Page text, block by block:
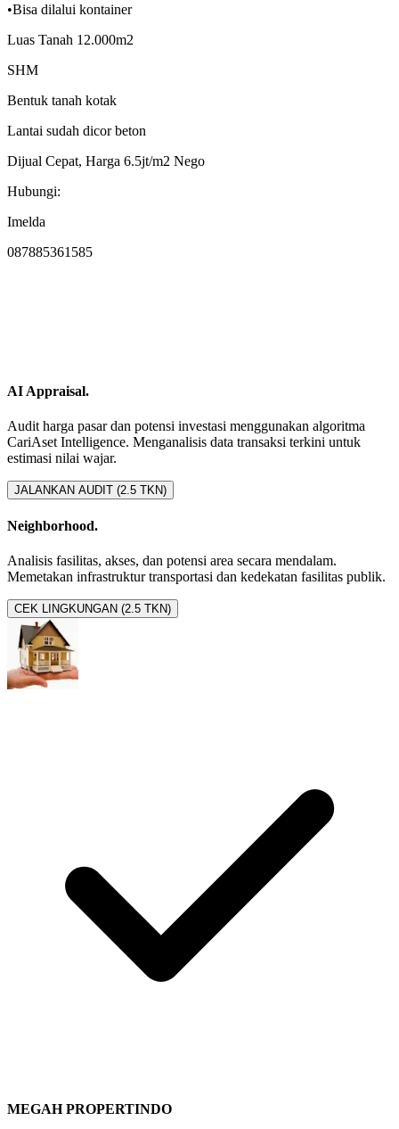
•Bisa dilalui kontainer
Luas Tanah 12.000m2
SHM
Bentuk tanah kotak
Lantai sudah dicor beton
Dijual Cepat, Harga 6.5jt/m2 Nego
Hubungi:
Imelda
087885361585
AI Appraisal.
Audit harga pasar dan potensi investasi menggunakan algoritma
CariAset Intelligence. Menganalisis data transaksi terkini untuk
estimasi nilai wajar.
JALANKAN AUDIT (2.5 TKN)
Neighborhood.
Analisis fasilitas, akses, dan potensi area secara mendalam.
Memetakan infrastruktur transportasi dan kedekatan fasilitas publik.
CEK LINGKUNGAN (2.5 TKN)
MEGAH PROPERTINDO